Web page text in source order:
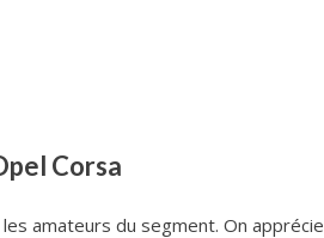
Corsa
amateurs du segment. On